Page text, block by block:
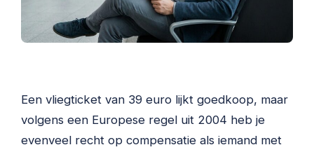
Een vliegticket van 39 euro lijkt goedkoop, maar
volgens een Europese regel uit 2004 heb je
evenveel recht op compensatie als iemand met